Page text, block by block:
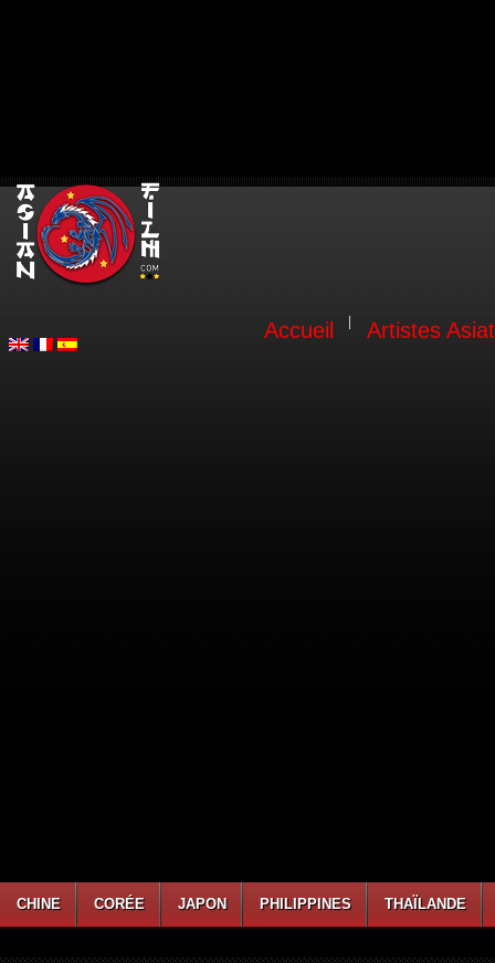
Accueil Artistes
CHINE CORÉE JAPON PHILIPPINES THAÏLANDE